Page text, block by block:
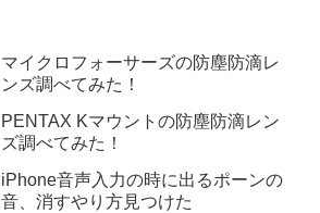
マイクロフォーサーズの防塵防滴レ
ンズ調べてみた！
PENTAX Kマウントの防塵防滴レン
ズ調べてみた！
iPhone音声入力の時に出るポーンの
音、消すやり方見つけた